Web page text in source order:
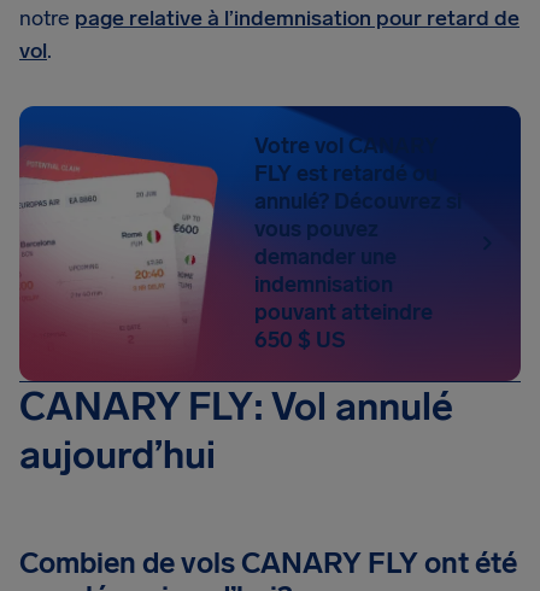
notre page relative à l’indemnisation pour retard de
vol.
Votre vol CANARY
FLY est retardé ou
annulé? Découvrez si
vous pouvez
demander une
indemnisation
pouvant atteindre
650 $ US
CANARY FLY: Vol annulé
aujourd’hui
Combien de vols CANARY FLY ont été